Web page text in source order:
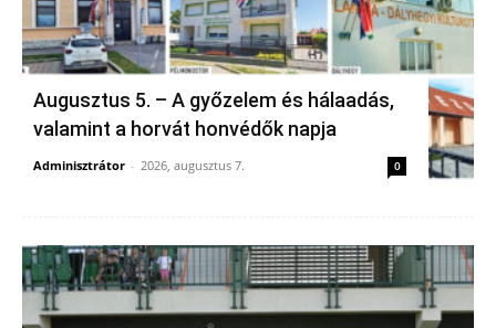
Augusztus 5. – A győzelem és hálaadás,
valamint a horvát honvédők napja
Adminisztrátor - 2026, augusztus 7. 0